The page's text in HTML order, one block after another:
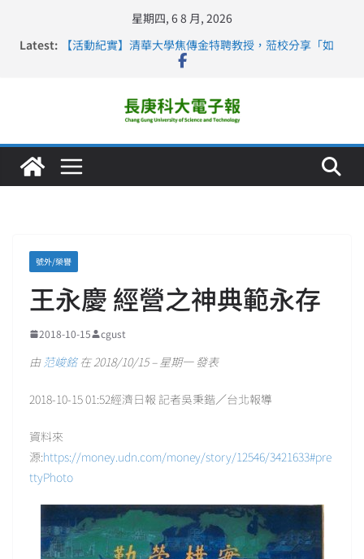
星期四, 6 8 月, 2026
Latest:
【活動紀實】清華大學焦傳金特聘教授，蒞校分享「如
長庚科大連四年穩居《遠見》醫學大學第5名 辦學實力再
深化永續醫療 長庚科大攜菲、印頂尖大學跨國合作
長庚科大護理系勇奪2026羅馬尼亞歐洲盃國際發明展雙
金牌暨雙特別獎 AI智慧照護與護理教育創新獲國際肯定
號外/榮譽
王永慶 經營之神典範永存
2018-10-15 cgust
由 范峻銘在 2018/10/15 – 星期一 發表
2018-10-15 01:52經濟日報 記者吳秉鍇／台北報導
資料來
源:https://money.udn.com/money/story/12546/3421633#pre
ttyPhoto